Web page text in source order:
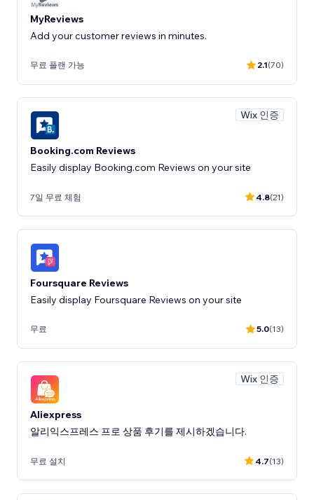
MyReviews
Add your customer reviews in minutes.
무료 플랜 가능 2.1(70)
Wix 인증
Booking.com Reviews
Easily display Booking.com Reviews on your site
7일 무료 체험 4.8(21)
Foursquare Reviews
Easily display Foursquare Reviews on your site
무료 5.0(13)
Wix 인증
Aliexpress
알리익스프레스 프로 상품 후기를 제시하겠습니다.
무료 설치 4.7(13)